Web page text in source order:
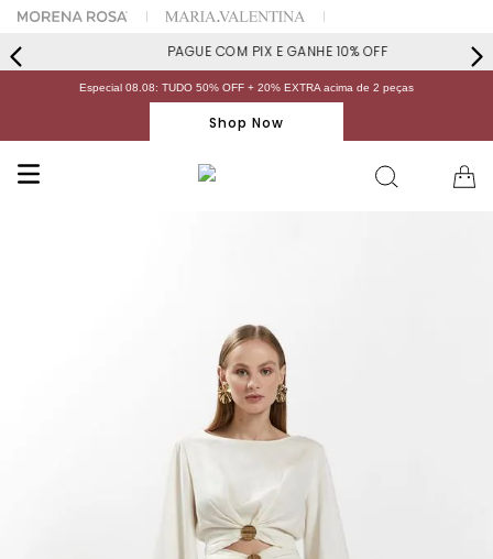
PAGUE COM PIX E GANHE 10% OFF
Especial 08.08: TUDO 50% OFF + 20% EXTRA acima de 2 peças
Shop Now